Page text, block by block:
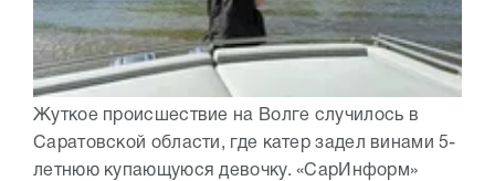
Жуткое происшествие на Волге случилось в
Саратовской области, где катер задел винами 5-
летнюю купающуюся девочку. «СарИнформ»